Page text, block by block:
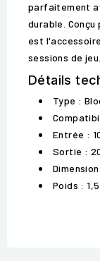
parfaitement
durable.
est
sessions de jeu.
Détails
Type :
Entrée :
Sortie :
Poids :